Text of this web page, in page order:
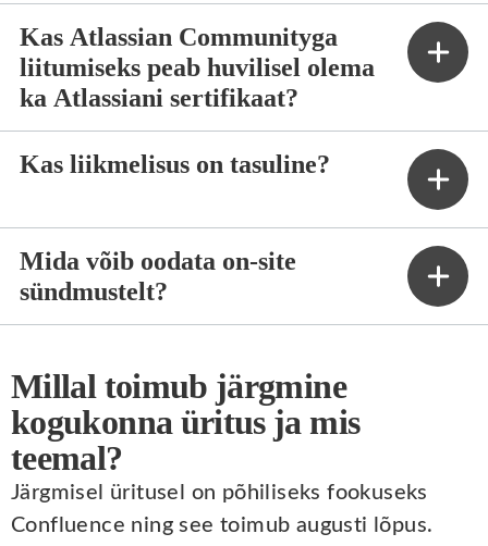
Kas Atlassian Communityga
liitumiseks peab huvilisel olema
ka Atlassiani sertifikaat?
Kas liikmelisus on tasuline?
Mida võib oodata on-site
sündmustelt?
Millal toimub järgmine
kogukonna üritus ja mis
teemal?
Järgmisel üritusel on põhiliseks fookuseks
Confluence ning see toimub augusti lõpus.